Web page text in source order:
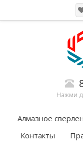
Нажми
Алмазное
Контакты